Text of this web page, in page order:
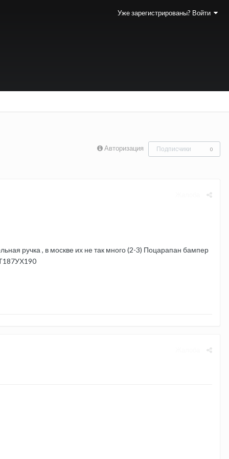
Уже зарегистрированы? Войти
Авторизация Подписчики 0
ручка , в москве их не так много (2-3) Поцарапан бампер